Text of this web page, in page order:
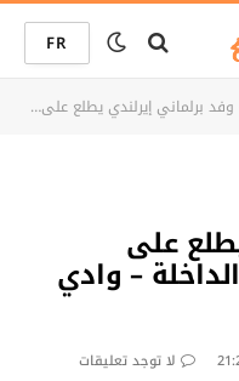
FR
وفد برلماني إيرلندي يطلع على دينامية التنمية بجهة الداخلة – وادي الذهب
على
– وادي
لا توجد تعليقات